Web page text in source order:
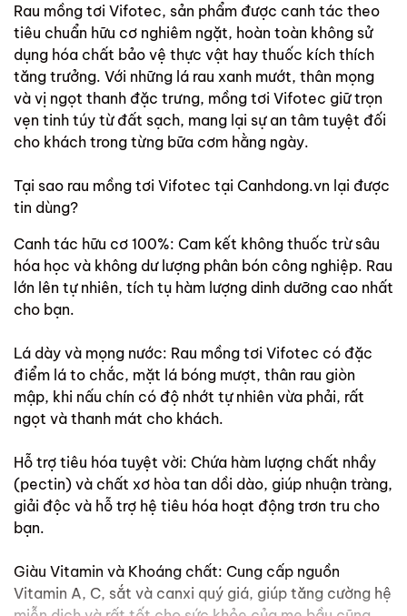
Rau mồng tơi Vifotec, sản phẩm được canh tác theo
tiêu chuẩn hữu cơ nghiêm ngặt, hoàn toàn không sử
dụng hóa chất bảo vệ thực vật hay thuốc kích thích
tăng trưởng. Với những lá rau xanh mướt, thân mọng
và vị ngọt thanh đặc trưng, mồng tơi Vifotec giữ trọn
vẹn tinh túy từ đất sạch, mang lại sự an tâm tuyệt đối
cho khách trong từng bữa cơm hằng ngày.
Tại sao rau mồng tơi Vifotec tại Canhdong.vn lại được
tin dùng?
Canh tác hữu cơ 100%: Cam kết không thuốc trừ sâu
hóa học và không dư lượng phân bón công nghiệp. Rau
lớn lên tự nhiên, tích tụ hàm lượng dinh dưỡng cao nhất
cho bạn.
Lá dày và mọng nước: Rau mồng tơi Vifotec có đặc
điểm lá to chắc, mặt lá bóng mượt, thân rau giòn
mập, khi nấu chín có độ nhớt tự nhiên vừa phải, rất
ngọt và thanh mát cho khách.
Hỗ trợ tiêu hóa tuyệt vời: Chứa hàm lượng chất nhầy
(pectin) và chất xơ hòa tan dồi dào, giúp nhuận tràng,
giải độc và hỗ trợ hệ tiêu hóa hoạt động trơn tru cho
bạn.
Giàu Vitamin và Khoáng chất: Cung cấp nguồn
Vitamin A, C, sắt và canxi quý giá, giúp tăng cường hệ